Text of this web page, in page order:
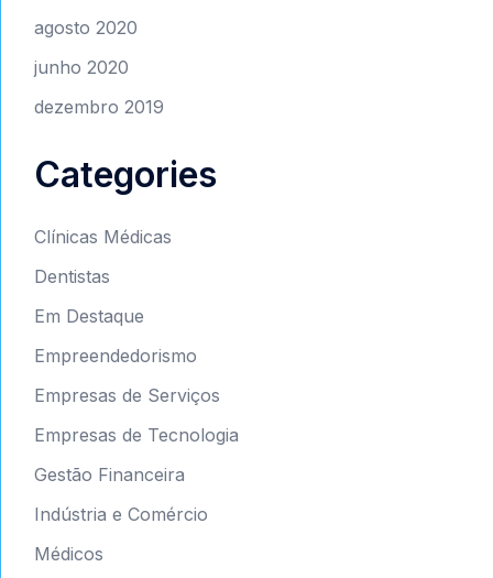
agosto 2020
junho 2020
dezembro 2019
Categories
Clínicas Médicas
Dentistas
Em Destaque
Empreendedorismo
Empresas de Serviços
Empresas de Tecnologia
Gestão Financeira
Indústria e Comércio
Médicos